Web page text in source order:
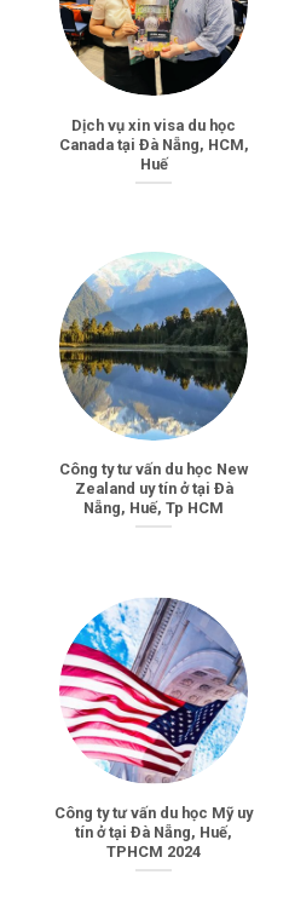
Dịch vụ xin visa du học
Canada tại Đà Nẵng, HCM,
Huế
Công ty tư vấn du học New
Zealand uy tín ở tại Đà
Nẵng, Huế, Tp HCM
Công ty tư vấn du học Mỹ uy
tín ở tại Đà Nẵng, Huế,
TPHCM 2024